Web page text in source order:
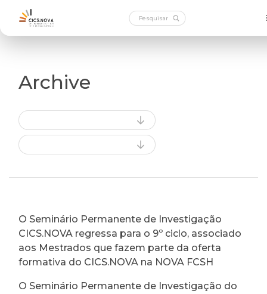
Archive
O Seminário Permanente de Investigação
CICS.NOVA regressa para o 9º ciclo, associado
aos Mestrados que fazem parte da oferta
formativa do CICS.NOVA na NOVA FCSH
O Seminário Permanente de Investigação do